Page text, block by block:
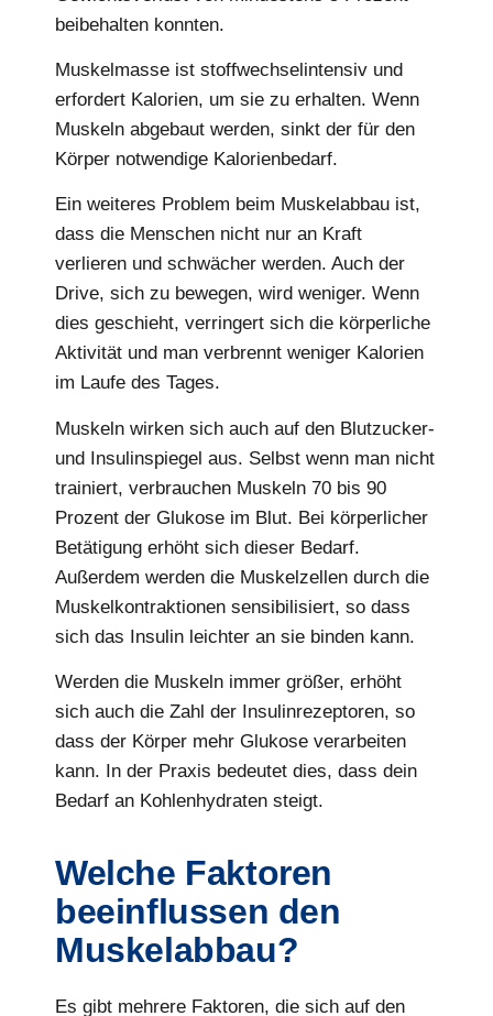
beibehalten konnten.
Muskelmasse ist stoffwechselintensiv und
erfordert Kalorien, um sie zu erhalten. Wenn
Muskeln abgebaut werden, sinkt der für den
Körper notwendige Kalorienbedarf.
Ein weiteres Problem beim Muskelabbau ist,
dass die Menschen nicht nur an Kraft
verlieren und schwächer werden. Auch der
Drive, sich zu bewegen, wird weniger. Wenn
dies geschieht, verringert sich die körperliche
Aktivität und man verbrennt weniger Kalorien
im Laufe des Tages.
Muskeln wirken sich auch auf den Blutzucker-
und Insulinspiegel aus. Selbst wenn man nicht
trainiert, verbrauchen Muskeln 70 bis 90
Prozent der Glukose im Blut. Bei körperlicher
Betätigung erhöht sich dieser Bedarf.
Außerdem werden die Muskelzellen durch die
Muskelkontraktionen sensibilisiert, so dass
sich das Insulin leichter an sie binden kann.
Werden die Muskeln immer größer, erhöht
sich auch die Zahl der Insulinrezeptoren, so
dass der Körper mehr Glukose verarbeiten
kann. In der Praxis bedeutet dies, dass dein
Bedarf an Kohlenhydraten steigt.
Welche Faktoren
beeinflussen den
Muskelabbau?
Es gibt mehrere Faktoren, die sich auf den